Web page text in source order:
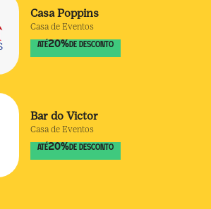
Casa Poppins
Casa de Eventos
ATÉ20% DE DESCONTO
Bar do Victor
Casa de Eventos
ATÉ20% DE DESCONTO